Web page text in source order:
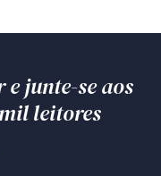
e junte-se aos
leitores